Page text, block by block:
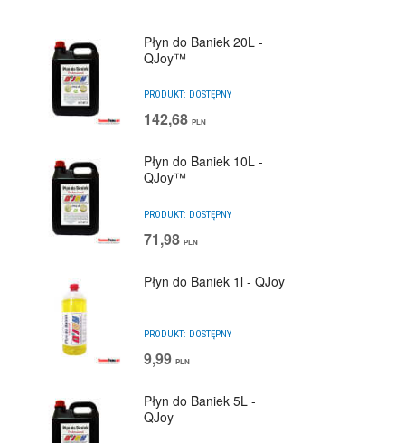
Płyn do Baniek 20L -
QJoy™
PRODUKT: DOSTĘPNY
142,68 PLN
Płyn do Baniek 10L -
QJoy™
PRODUKT: DOSTĘPNY
71,98 PLN
Płyn do Baniek 1l - QJoy
PRODUKT: DOSTĘPNY
9,99 PLN
Płyn do Baniek 5L -
QJoy